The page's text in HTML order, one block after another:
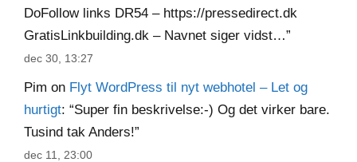
DoFollow links DR54 – https://pressedirect.dk
GratisLinkbuilding.dk – Navnet siger vidst…”
dec 30, 13:27
Pim on Flyt WordPress til nyt webhotel – Let og
hurtigt: “Super fin beskrivelse:-) Og det virker bare.
Tusind tak Anders!”
dec 11, 23:00